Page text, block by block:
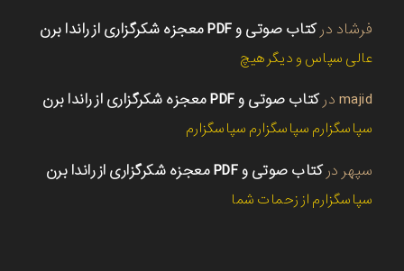
فرشاد درکتاب صوتی و PDF معجزه شکرگزاری از راندا برن
عالی سپاس و دیگر هیچ
majid درکتاب صوتی و PDF معجزه شکرگزاری از راندا برن
سپاسگزارم سپاسگزارم سپاسگزارم
سپهر درکتاب صوتی و PDF معجزه شکرگزاری از راندا برن
سپاسگزارم از زحمات شما